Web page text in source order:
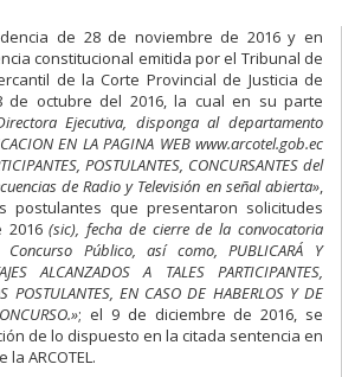
de 28 de noviembre de 2016 y en
constitucional emitida por el Tribunal de
de la Corte Provincial de Justicia de
de octubre del 2016, la cual en su parte
Ejecutiva, disponga al departamento
EN LA PAGINA WEB www.arcotel.gob.ec
POSTULANTES, CONCURSANTES del
de Radio y Televisión en señal abierta»,
que presentaron solicitudes
2016(sic), fecha de cierre de la convocatoria
Público, así como, PUBLICARÁ Y
ALCANZADOS A TALES PARTICIPANTES,
POSTULANTES, EN CASO DE HABERLOS Y DE
; el 9 de diciembre de 2016, se
de lo dispuesto en la citada sentencia en
ARCOTEL.